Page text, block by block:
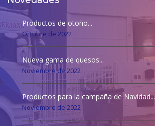
Productos de otoño...
Octubre de 2022
Nueva gama de quesos...
Noviembre de 2022
Productos para la campaña de Navidad...
Noviembre de 2022